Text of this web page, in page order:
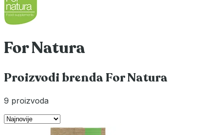
For Natura
Proizvodi brenda For Natura
9 proizvoda